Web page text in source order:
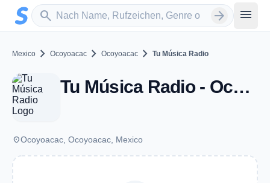
Zum Hauptinhalt springen
search
Sender suchen arrow_forward menu
Mexico chevron_right Ocoyoacac chevron_right Ocoyoacac chevron_right Tu Música Radio
Tu Música Radio - Ocoyoacac
placeOcoyoacac, Ocoyoacac, Mexico